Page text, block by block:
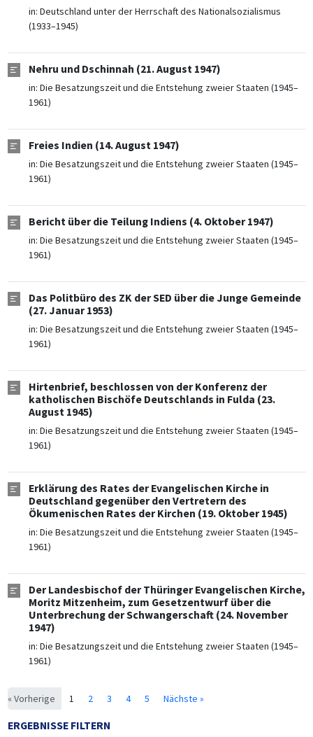
in: Deutschland unter der Herrschaft des Nationalsozialismus
(1933–1945)
Nehru und Dschinnah (21. August 1947)
in: Die Besatzungszeit und die Entstehung zweier Staaten (1945–
1961)
Freies Indien (14. August 1947)
in: Die Besatzungszeit und die Entstehung zweier Staaten (1945–
1961)
Bericht über die Teilung Indiens (4. Oktober 1947)
in: Die Besatzungszeit und die Entstehung zweier Staaten (1945–
1961)
Das Politbüro des ZK der SED über die Junge Gemeinde
(27. Januar 1953)
in: Die Besatzungszeit und die Entstehung zweier Staaten (1945–
1961)
Hirtenbrief, beschlossen von der Konferenz der
katholischen Bischöfe Deutschlands in Fulda (23.
August 1945)
in: Die Besatzungszeit und die Entstehung zweier Staaten (1945–
1961)
Erklärung des Rates der Evangelischen Kirche in
Deutschland gegenüber den Vertretern des
Ökumenischen Rates der Kirchen (19. Oktober 1945)
in: Die Besatzungszeit und die Entstehung zweier Staaten (1945–
1961)
Der Landesbischof der Thüringer Evangelischen Kirche,
Moritz Mitzenheim, zum Gesetzentwurf über die
Unterbrechung der Schwangerschaft (24. November
1947)
in: Die Besatzungszeit und die Entstehung zweier Staaten (1945–
1961)
« Vorherige 1 2 3 4 5 Nächste »
ERGEBNISSE FILTERN